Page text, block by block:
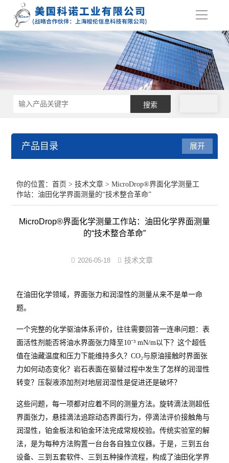
导
产品目录
表面张力仪
界面张力仪
水滴角测量仪
光谱色谱分析仪器
TOF相机（Time of Flight）
展开
你的位置：首页 >技术文章 > MicroDrop®界面化学测量工
作站：油田化学界面测量的“技术整合革命”
MicroDrop®界面化学测量工作站：油田化学界面测量
的“技术整合革命”
2026-05-18 技术文章
在油田化学领域，界面张力和润湿性的测量从来不是单一命
题。
一个完整的化学驱油体系评价，往往需要回答一连串问题：表
面活性剂能否将油水界面张力降至10⁻³ mN/m以下？这个超低
值在油藏温度和压力下能维持多久？CO₂与原油接触时界面张
力如何动态变化？岩石表面在驱替过程中发生了怎样的润湿性
转变？压裂液添加剂对地层润湿性是促进还是破坏？
这些问题，每一项都对应着不同的测量方法。旋转滴法测超低
界面张力，悬挂滴法追踪动态界面行为，停滴法评价接触角与
润湿性，铂金板法和铂金环法完成常规校验。传统实验室的解
法，是为每种方法购置一台台各自独立仪器。于是，三到五台
设备、三到五套软件、三到五种操作流程，构成了油田化学界